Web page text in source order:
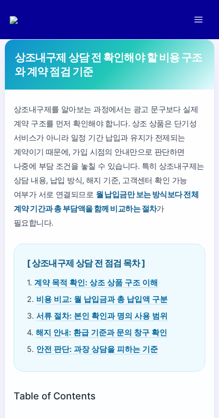
로
상조내구제 상담 전 확인해야 할 비용 구조
와 계약 점검 기준
상조내구제를 알아보는 과정에서는 광고 문구보다 실제
계약 구조를 먼저 확인해야 합니다. 상조 상품은 단기성
서비스가 아니라 일정 기간 납입과 유지가 전제되는
계약이기 때문에, 가입 시점의 안내만으로 판단하면
나중에 부담 조건을 놓칠 수 있습니다. 특히 상조내구제는
상담 내용, 납입 방식, 해지 기준, 고객센터 확인 가능
여부가 서로 연결되므로 월 납입금만 보는 방식보다 전체
계약 기간과 총 부담액을 함께 비교하는 절차가
필요합니다.
[ 상조내구제 상담 전 점검 목차 ]
1. 계약 목적 확인: 상조 상품 구조 이해
2. 비용 비교: 월 납입금과 총 납입액 구분
3. 서류 절차: 본인 확인과 명의 사용 범위
4. 해지 안내: 환급 기준과 문의 창구 확인
5. 안전 판단: 과장 상담을 피하는 기준
Table of Contents